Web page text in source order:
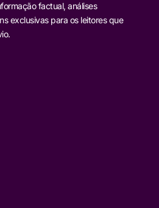
factual, análises
exclusivas para os leitores que